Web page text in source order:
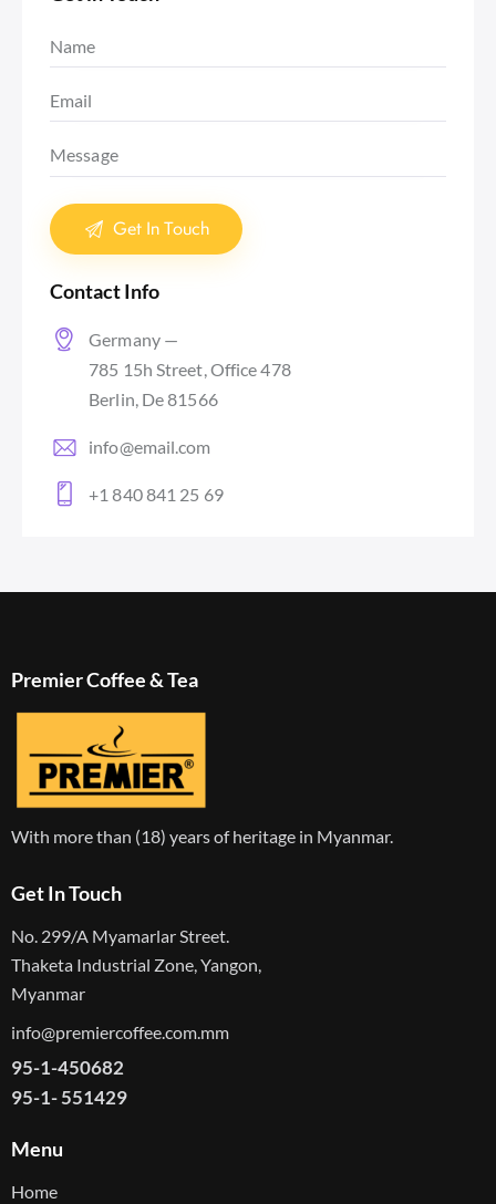
Contact Info
Germany —
785 15h Street, Office 478
Berlin, De 81566
info@email.com
+1 840 841 25 69
Premier Coffee & Tea
With more than (18) years of heritage in Myanmar.
Get In Touch
No. 299/A Myamarlar Street.
Thaketa Industrial Zone, Yangon,
Myanmar
info@premiercoffee.com.mm
95-1-450682
95-1- 551429
Menu
Home